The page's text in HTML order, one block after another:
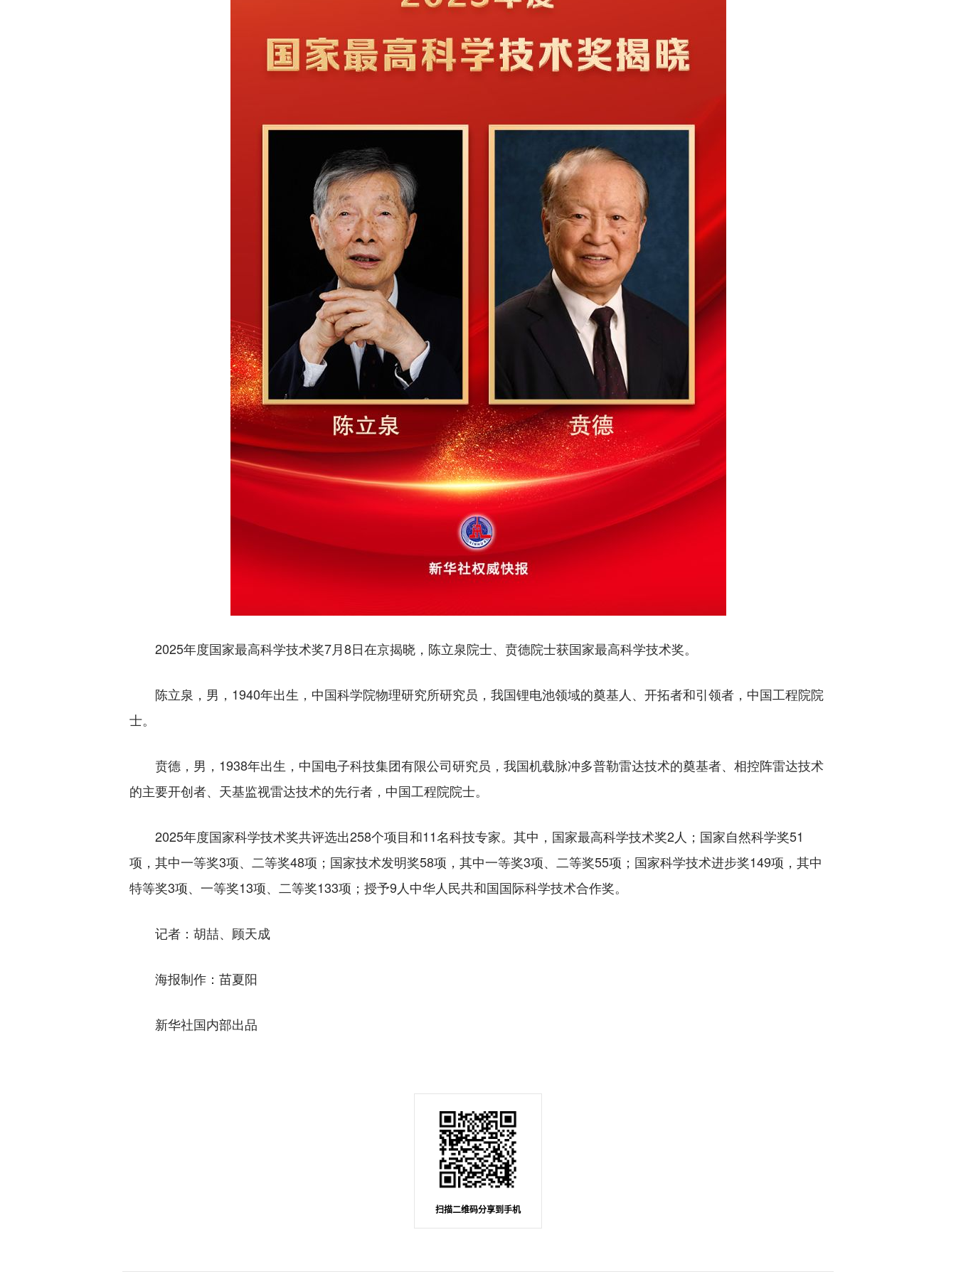
2025年度国家最高科学技术奖7月8日在京揭晓，陈立泉院士、贲德院士获国家最高科学技术奖。
陈立泉，男，1940年出生，中国科学院物理研究所研究员，我国锂电池领域的奠基人、开拓者和引领者，中国工程院院
士。
贲德，男，1938年出生，中国电子科技集团有限公司研究员，我国机载脉冲多普勒雷达技术的奠基者、相控阵雷达技术
的主要开创者、天基监视雷达技术的先行者，中国工程院院士。
2025年度国家科学技术奖共评选出258个项目和11名科技专家。其中，国家最高科学技术奖2人；国家自然科学奖51
项，其中一等奖3项、二等奖48项；国家技术发明奖58项，其中一等奖3项、二等奖55项；国家科学技术进步奖149项，其中
特等奖3项、一等奖13项、二等奖133项；授予9人中华人民共和国国际科学技术合作奖。
记者：胡喆、顾天成
海报制作：苗夏阳
新华社国内部出品
扫描二维码分享到手机